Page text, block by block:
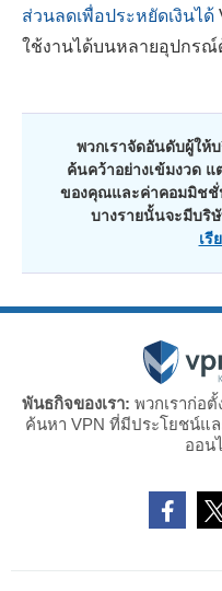
ส่วนลดเพื่อประหยัดเงินได้
ใช้งานได้บนหลายอุปกรณ์
พวกเราจัดอันดับผู้ให้
ค้นคว้าอย่างเข้มงวด
ของคุณและค่าคอมมิชชั่
บางรายนั้นจะมีบริ
เรี
พันธกิจของเรา: พวกเราก่อตั้
ค้นหา VPN ที่มีประโยชน์แ
ออน